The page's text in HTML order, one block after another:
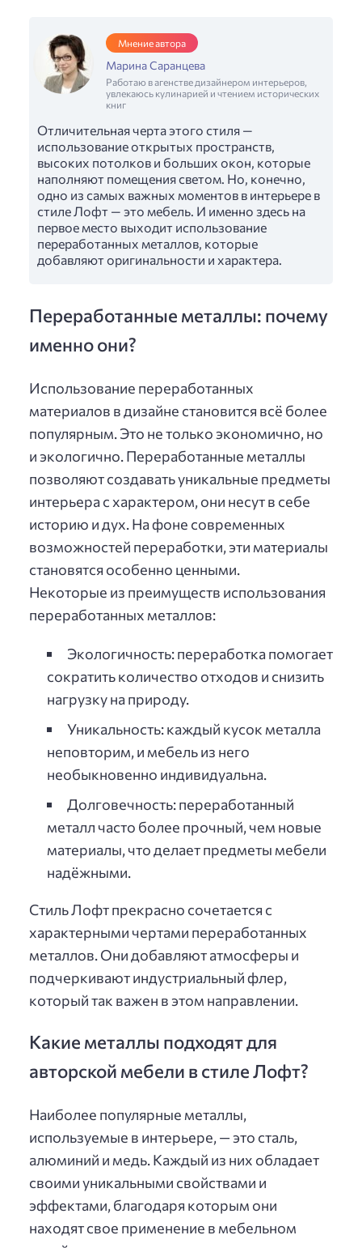
Мнение автора
Марина Саранцева
Работаю в агенстве дизайнером интерьеров,
увлекаюсь кулинарией и чтением исторических
книг
Отличительная черта этого стиля —
использование открытых пространств,
высоких потолков и больших окон, которые
наполняют помещения светом. Но, конечно,
одно из самых важных моментов в интерьере в
стиле Лофт — это мебель. И именно здесь на
первое место выходит использование
переработанных металлов, которые
добавляют оригинальности и характера.
Переработанные металлы: почему
именно они?
Использование переработанных
материалов в дизайне становится всё более
популярным. Это не только экономично, но
и экологично. Переработанные металлы
позволяют создавать уникальные предметы
интерьера с характером, они несут в себе
историю и дух. На фоне современных
возможностей переработки, эти материалы
становятся особенно ценными.
Некоторые из преимуществ использования
переработанных металлов:
Экологичность: переработка помогает
сократить количество отходов и снизить
нагрузку на природу.
Уникальность: каждый кусок металла
неповторим, и мебель из него
необыкновенно индивидуальна.
Долговечность: переработанный
металл часто более прочный, чем новые
материалы, что делает предметы мебели
надёжными.
Стиль Лофт прекрасно сочетается с
характерными чертами переработанных
металлов. Они добавляют атмосферы и
подчеркивают индустриальный флер,
который так важен в этом направлении.
Какие металлы подходят для
авторской мебели в стиле Лофт?
Наиболее популярные металлы,
используемые в интерьере, — это сталь,
алюминий и медь. Каждый из них обладает
своими уникальными свойствами и
эффектами, благодаря которым они
находят свое применение в мебельном